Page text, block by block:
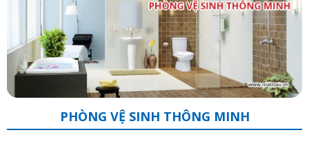
PHÒNG VỆ SINH THÔNG MINH